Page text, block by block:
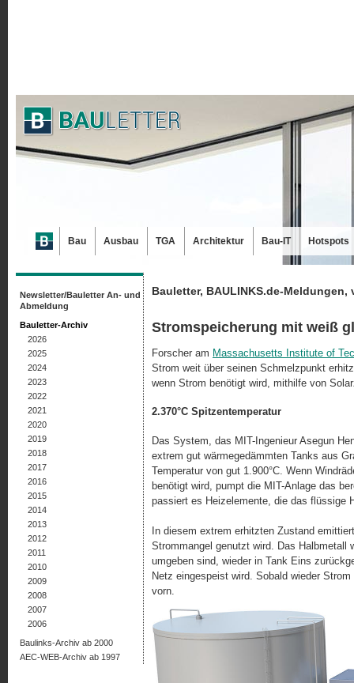
Bauletter, BAULINKS.de-Meldungen,
Stromspeicherung mit weiß
Forscher am Massachusetts Institute of
Strom weit über seinen Schmelzpunkt
wenn Strom benötigt wird, mithilfe von
2.370°C Spitzentemperatur
Das System, das MIT-Ingenieur Asegun
extrem gut wärmegedämmten Tanks aus
Temperatur von gut 1.900°C. Wenn
benötigt wird, pumpt die MIT-Anlage das
passiert es Heizelemente, die das flüssige
In diesem extrem erhitzten Zustand
Strommangel genutzt wird. Das Halbmetall
umgeben sind, wieder in Tank Eins
Netz eingespeist wird. Sobald wieder
vorn.
Newsletter/Bauletter An- und
Abmeldung
Bauletter-Archiv
2026
2025
2024
2023
2022
2021
2020
2019
2018
2017
2016
2015
2014
2013
2012
2011
2010
2009
2008
2007
2006
Baulinks-Archiv ab 2000
AEC-WEB-Archiv ab 1997
Bau Ausbau TGA Architektur Bau-IT Hotspots